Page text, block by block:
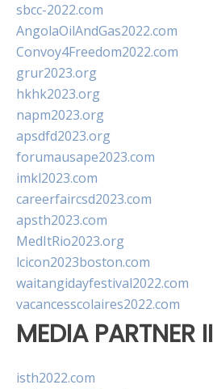
sbcc-2022.com
AngolaOilAndGas2022.com
Convoy4Freedom2022.com
grur2023.org
hkhk2023.org
napm2023.org
apsdfd2023.org
forumausape2023.com
imkl2023.com
careerfaircsd2023.com
apsth2023.com
MedItRio2023.org
lcicon2023boston.com
waitangidayfestival2022.com
vacancesscolaires2022.com
MEDIA PARTNER II
isth2022.com